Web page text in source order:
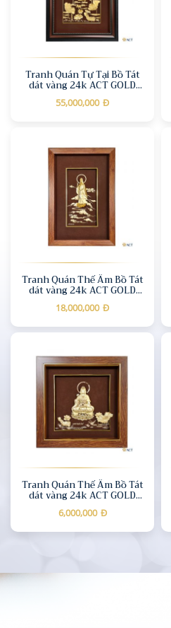
Tranh Quán Tự Tại Bồ Tát
dát vàng 24k ACT GOLD
ISO 9001:2015
55,000,000 Đ
Tranh Quán Thế Âm Bồ Tát
dát vàng 24k ACT GOLD
ISO 9001:2015 (Mẫu 2)
18,000,000 Đ
Tranh Quán Thế Âm Bồ Tát
dát vàng 24k ACT GOLD
ISO 9001:2015 (Mẫu 1)
6,000,000 Đ